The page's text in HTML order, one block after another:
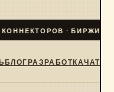
· БИРЖИ ·
БЛОГРАЗРАБОТКАЧАТ